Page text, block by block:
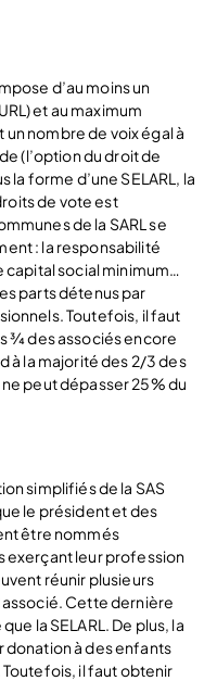
d’au moins un
et au maximum
nombre de voix égal à
(l’option du droit de
forme d’une SELARL, la
de vote est
de la SARL se
: la responsabilité
capital social minimum…
parts détenus par
Toutefois, il faut
¾ des associés encore
à la majorité des 2/3 des
peut dépasser 25% du
simplifiés de la SAS
le président et des
être nommés
exerçant leur profession
réunir plusieurs
associé. Cette dernière
la SELARL. De plus, la
donation à des enfants
il faut obtenir